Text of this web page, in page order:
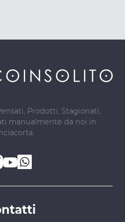
Prodotti, Stagionati,
manualmente da noi in